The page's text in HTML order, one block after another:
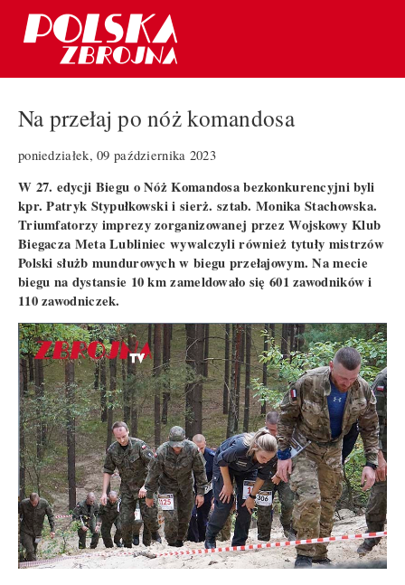
Na przełaj po nóż komandosa
poniedziałek, 09 października 2023
W 27. edycji Biegu o Nóż Komandosa bezkonkurencyjni byli
kpr. Patryk Stypułkowski i sierż. sztab. Monika Stachowska.
Triumfatorzy imprezy zorganizowanej przez Wojskowy Klub
Biegacza Meta Lubliniec wywalczyli również tytuły mistrzów
Polski służb mundurowych w biegu przełajowym. Na mecie
biegu na dystansie 10 km zameldowało się 601 zawodników i
110 zawodniczek.